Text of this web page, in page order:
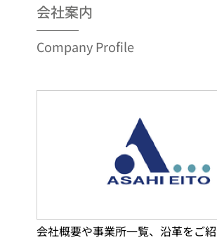
会社案内
Company Profile
会社概要や事業所一覧、沿革をご紹